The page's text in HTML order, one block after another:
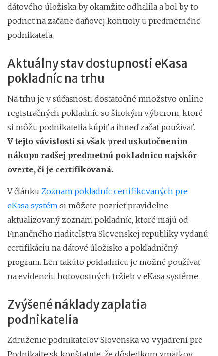
dátového úložiska by okamžite odhalila a bol by to
podnet na začatie daňovej kontroly u predmetného
podnikateľa.
Aktuálny stav dostupnosti eKasa
pokladníc na trhu
Na trhu je v súčasnosti dostatočné množstvo online
registračných pokladníc so širokým výberom, ktoré
si môžu podnikatelia kúpiť a ihneď začať používať.
V tejto súvislosti si však pred uskutočnením
nákupu radšej predmetnú pokladnicu najskôr
overte, či je certifikovaná.
V článku Zoznam pokladníc certifikovaných pre
eKasa systém si môžete pozrieť pravidelne
aktualizovaný zoznam pokladníc, ktoré majú od
Finančného riaditeľstva Slovenskej republiky vydanú
certifikáciu na dátové úložisko a pokladničný
program. Len takúto pokladnicu je možné používať
na evidenciu hotovostných tržieb v eKasa systéme.
Zvýšené náklady zaplatia
podnikatelia
Združenie podnikateľov Slovenska vo vyjadrení pre